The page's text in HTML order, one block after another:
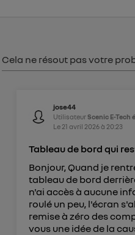
Cela ne résout pas votre
jose44
UtilisateurScenic E-Tech
Le 21 avril 2026à 20:23
Tableau de bord qui
Bonjour, Quand je
tableau de bord
n'ai accès à aucune
roulé un peu, l'écran
remise à zéro des
vous une idée de la
Politique